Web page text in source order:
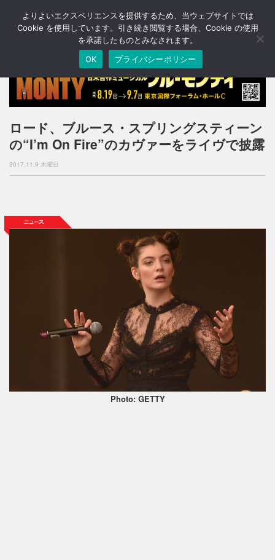
T
o
n
a
v
i
g
a
o
ロード、ブルース・スプリングスティーン
の“I’m On Fire”のカヴァーをライヴで披露
2017.11.9 木曜日
Photo: GETTY
よりよいエクスペリエンスを提供するため、当ウェブサイトでは
Cookie を使用しています。引き続き閲覧する場合、Cookie の使用
を承諾したものとみなされます。
OK
プライバシーポリシー